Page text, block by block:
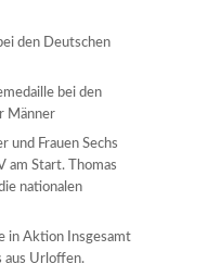
den Deutschen
bei den
Männer
und Frauen Sechs
am Start. Thomas
nationalen
in Aktion Insgesamt
aus Urloffen.